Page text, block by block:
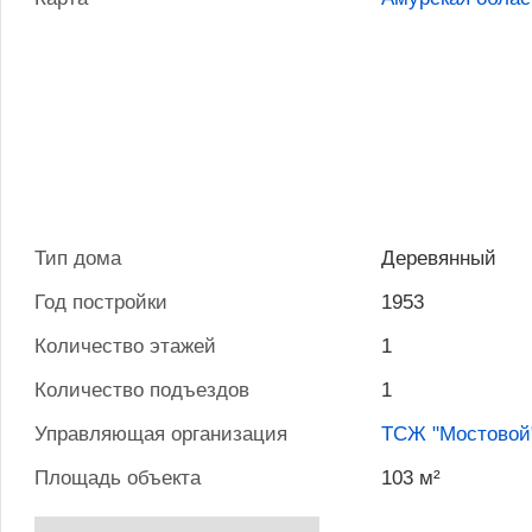
Тип дома
Деревянный
Год постройки
1953
Количество этажей
1
Количество подъездов
1
Управляющая организация
ТСЖ
Площадь объекта
103 м²